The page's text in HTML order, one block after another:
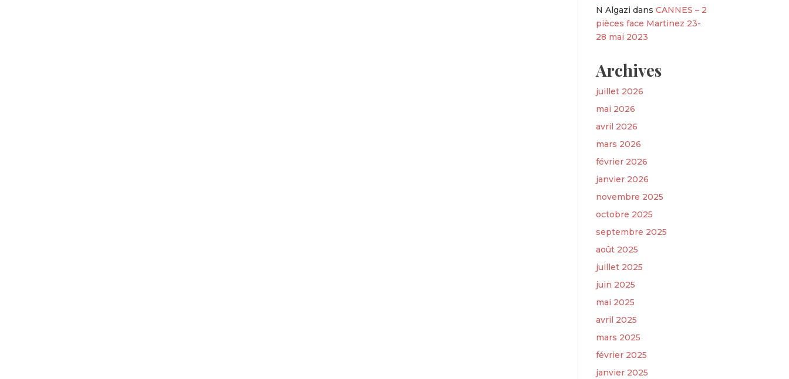
N Algazi dansCANNES – 2
pièces face Martinez 23-
28 mai 2023
Archives
juillet 2026
mai 2026
avril 2026
mars 2026
février 2026
janvier 2026
novembre 2025
octobre 2025
septembre 2025
août 2025
juillet 2025
juin 2025
mai 2025
avril 2025
mars 2025
février 2025
janvier 2025